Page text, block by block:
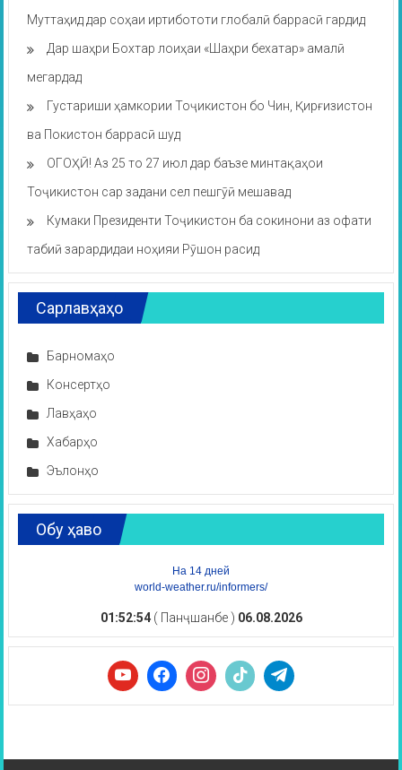
Муттаҳид дар соҳаи иртибототи глобалӣ баррасӣ гардид
Дар шаҳри Бохтар лоиҳаи «Шаҳри бехатар» амалӣ
мегардад
Густариши ҳамкории Тоҷикистон бо Чин, Қирғизистон
ва Покистон баррасӣ шуд
ОГОҲӢ! Аз 25 то 27 июл дар баъзе минтақаҳои
Тоҷикистон сар задани сел пешгӯӣ мешавад
Кумаки Президенти Тоҷикистон ба сокинони аз офати
табиӣ зарардидаи ноҳияи Рӯшон расид
Сарлавҳаҳо
Барномаҳо
Консертҳо
Лавҳаҳо
Хабарҳо
Эълонҳо
Обу ҳаво
На 14 дней
world-weather.ru/informers/
01:52:54( Панҷшанбе ) 06.08.2026